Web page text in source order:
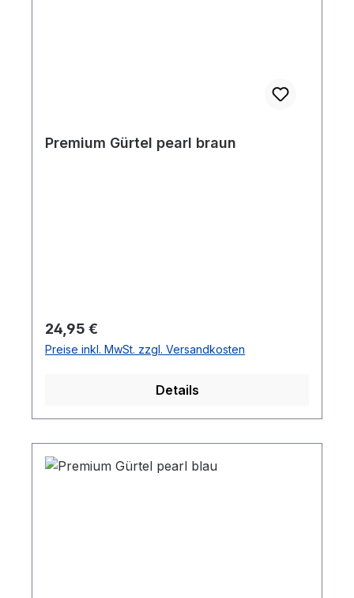
Premium Gürtel pearl braun
Regulärer Preis:
24,95 €
Preise inkl. MwSt. zzgl. Versandkosten
Details